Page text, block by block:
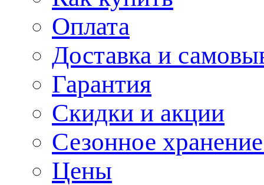
Оплата
Доставка и
Гарантия
Скидки и акции
Сезонное
Цены